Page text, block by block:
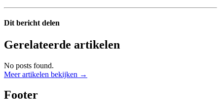
Dit bericht delen
Gerelateerde artikelen
No posts found.
Meer artikelen bekijken →
Footer